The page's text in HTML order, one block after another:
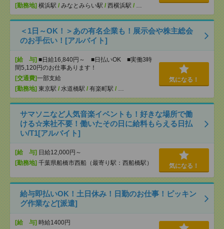
[勤務地] 横浜駅 / みなとみらい駅 / 西横浜駅 / …
＜1日～OK！＞あの有名企業も！展示会や株主総会
のお手伝い！[アルバイト]
[給 与] ■日給16,840円～ ■日払いOK ■実働3時
間5,120円のお仕事あります！
[交通費]一部支給
[勤務地] 東京駅 / 水道橋駅 / 有楽町駅 / …
気になる！
サマソニなど人気音楽イベントも！好きな場所で働
ける☆来社不要！働いたその日に給料もらえる日払
い/T1[アルバイト]
[給 与] 日給12,000円～
[勤務地] 千葉県船橋市西船（最寄り駅：西船橋駅） 気になる！
給与即払いOK！土日休み！日勤のお仕事！ピッキン
グ作業など[派遣]
[給 与] 時給1400円